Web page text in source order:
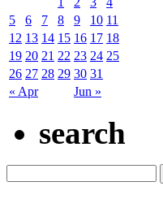
« Apr Jun »
5
6 7 8 9 10 11
12 13 14 15 16 17 18
19 20 21 22 23 24 25
26 27 28 29 30 31
search